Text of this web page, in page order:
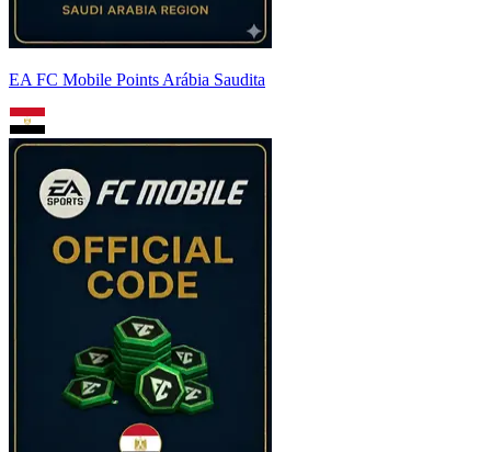
EA FC Mobile Points Arábia Saudita